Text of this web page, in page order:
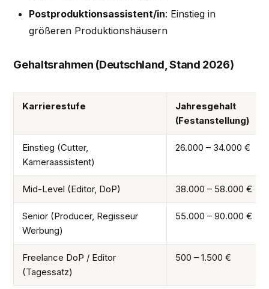
Postproduktionsassistent/in: Einstieg in
größeren Produktionshäusern
Gehaltsrahmen (Deutschland, Stand 2026)
Karrierestufe
Jahresgehalt
(Festanstellung)
Einstieg (Cutter,
Kameraassistent)
26.000 – 34.000 €
Mid-Level (Editor, DoP) 38.000 – 58.000 €
Senior (Producer, Regisseur
Werbung)
55.000 – 90.000 €
Freelance DoP / Editor
(Tagessatz)
500 – 1.500 €